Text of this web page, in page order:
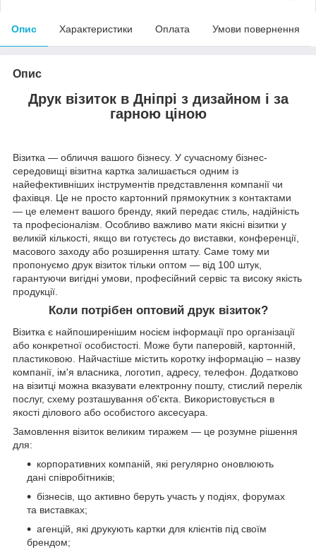
Опис Характеристики Оплата Умови повернення
Опис
Друк візиток в Дніпрі з дизайном і за
гарною ціною
Візитка — обличчя вашого бізнесу. У сучасному бізнес-
середовищі візитна картка залишається одним із
найефективніших інструментів представлення компанії чи
фахівця. Це не просто картонний прямокутник з контактами
— це елемент вашого бренду, який передає стиль, надійність
та професіоналізм. Особливо важливо мати якісні візитки у
великій кількості, якщо ви готуєтесь до виставки, конференції,
масового заходу або розширення штату. Саме тому ми
пропонуємо друк візиток тільки оптом — від 100 штук,
гарантуючи вигідні умови, професійний сервіс та високу якість
продукції.
Коли потрібен оптовий друк візиток?
Візитка є найпоширенішим носієм інформації про організації
або конкретної особистості. Може бути паперовій, картонній,
пластиковою. Найчастіше містить коротку інформацію – назву
компанії, ім'я власника, логотип, адресу, телефон. Додатково
на візитці можна вказувати електронну пошту, стислий перелік
послуг, схему розташування об'єкта. Використовується в
якості ділового або особистого аксесуара.
Замовлення візиток великим тиражем — це розумне рішення
для:
корпоративних компаній, які регулярно оновлюють
дані співробітників;
бізнесів, що активно беруть участь у подіях, форумах
та виставках;
агенцій, які друкують картки для клієнтів під своїм
брендом;